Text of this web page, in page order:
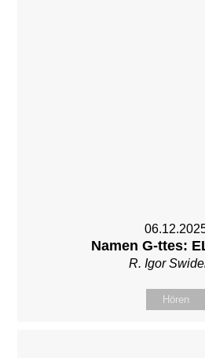
Namen G-ttes:
R. Igor
Hören